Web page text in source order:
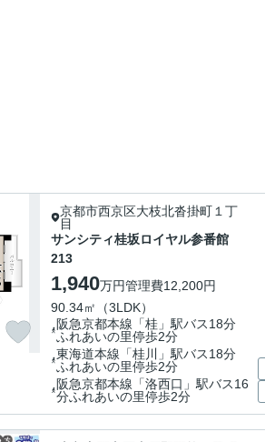
京都市西京区大枝北沓掛町１丁
目
サンシティ桂坂ロイヤル参番館
213
1,940万円管理費12,200円
90.34㎡（3LDK）
阪急京都本線「桂」駅バス18分
ふれあいの里停歩2分
東海道本線「桂川」駅バス18分
ふれあいの里停歩2分
阪急京都本線「洛西口」駅バス16
分ふれあいの里停歩2分